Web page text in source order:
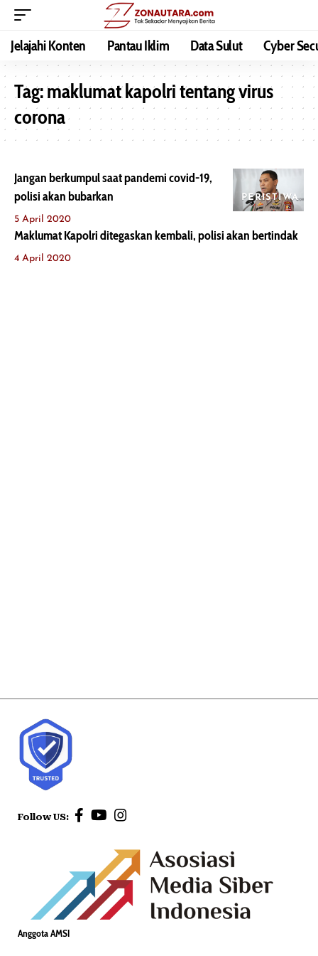
Jelajahi Konten Pantau Iklim Data Sulut Cyber
Tag:maklumat kapolri tentang virus
corona
PERISTIWA
Jangan berkumpul saat pandemi covid-19,
polisi akan bubarkan
5 April 2020
Maklumat Kapolri ditegaskan kembali, polisi akan bertindak
4 April 2020
Follow US:
Anggota AMSI